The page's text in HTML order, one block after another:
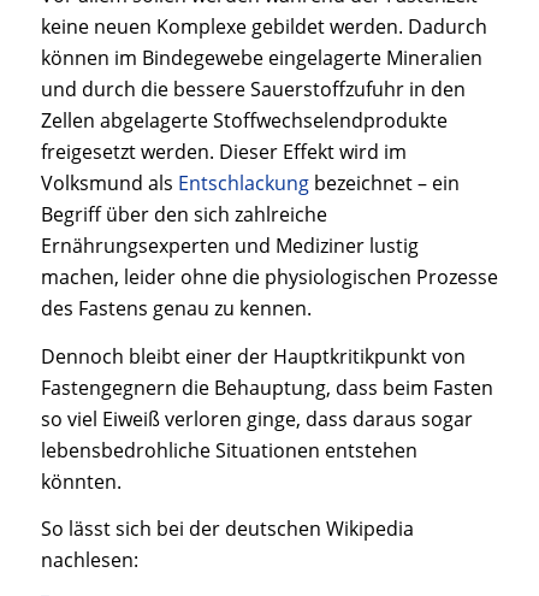
keine neuen Komplexe gebildet werden. Dadurch
können im Bindegewebe eingelagerte Mineralien
und durch die bessere Sauerstoffzufuhr in den
Zellen abgelagerte Stoffwechselendprodukte
freigesetzt werden. Dieser Effekt wird im
Volksmund als Entschlackungbezeichnet – ein
Begriff über den sich zahlreiche
Ernährungsexperten und Mediziner lustig
machen, leider ohne die physiologischen Prozesse
des Fastens genau zu kennen.
Dennoch bleibt einer der Hauptkritikpunkt von
Fastengegnern die Behauptung, dass beim Fasten
so viel Eiweiß verloren ginge, dass daraus sogar
lebensbedrohliche Situationen entstehen
könnten.
So lässt sich bei der deutschen Wikipedia
nachlesen: